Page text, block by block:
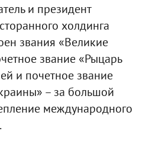
и президент
холдинга
звания «Великие
звание «Рыцарь
и почетное звание
– за большой
международного